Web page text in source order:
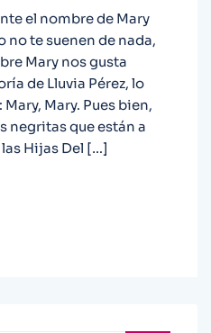
el nombre de Mary
no te suenen de nada,
Mary nos gusta
de Lluvia Pérez, lo
Mary. Pues bien,
negritas que están a
Hijas Del […]